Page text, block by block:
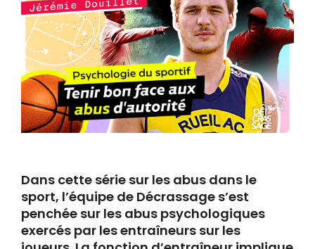
Dans cette série sur les abus dans le
sport, l’équipe de Décrassage s’est
penchée sur les abus psychologiques
exercés par les entraîneurs sur les